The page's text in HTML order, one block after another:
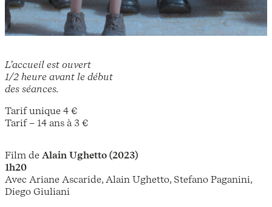
L’accueil est ouvert
1/2 heure avant le début
des séances.
Tarif unique 4 €
Tarif – 14 ans à 3 €
Film de Alain Ughetto (2023)
1h20
Avec Ariane Ascaride, Alain Ughetto, Stefano Paganini,
Diego Giuliani